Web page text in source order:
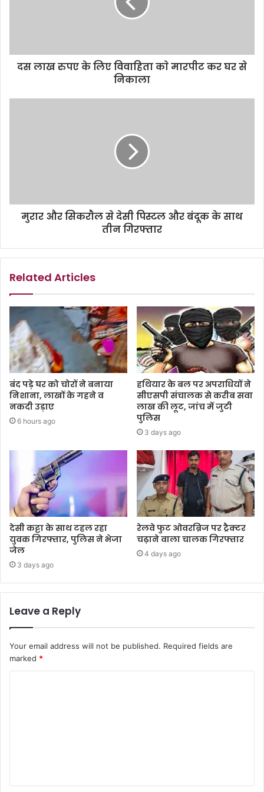
दस लाख रुपए के लिए विवाहिता काे मारपीट कर घर से
निकाला
मुरार और सिकराैल से देसी पिस्टल और बंदूक के साथ
तीन गिरफ्तार
Related Articles
बंद पड़े घर को चोरों ने बनाया
निशाना, लाखों के गहने व
नकदी उड़ाए
6 hours ago
हथियार के बल पर अपराधियों ने
सीएसपी संचालक से करीब सवा
लाख की लूट, जांच में जुटी
पुलिस
3 days ago
देसी कट्टा के साथ टहल रहा
युवक गिरफ्तार, पुलिस ने भेजा
जेल
3 days ago
रेलवे फुट ओवरब्रिज पर ट्रैक्टर
चढ़ाने वाला चालक गिरफ्तार
4 days ago
Leave a Reply
Your email address will not be published. Required fields are
marked *